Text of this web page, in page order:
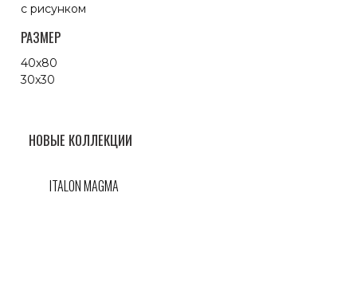
с рисунком
РАЗМЕР
40x80
30x30
НОВЫЕ КОЛЛЕКЦИИ
ITALON MAGMA